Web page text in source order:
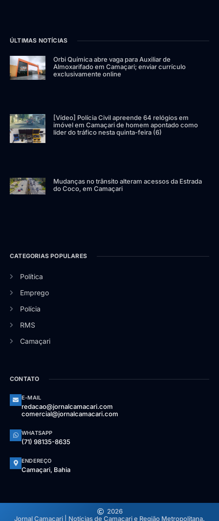
ÚLTIMAS NOTÍCIAS
Orbi Química abre vaga para Auxiliar de
Almoxarifado em Camaçari; enviar currículo
exclusivamente online
[Vídeo] Polícia Civil apreende 64 relógios em
imóvel em Camaçari de homem apontado como
líder do tráfico nesta quinta-feira (6)
Mudanças no trânsito alteram acessos da Estrada
do Coco, em Camaçari
CATEGORIAS POPULARES
Política
Emprego
Polícia
RMS
Camaçari
CONTATO
E-MAIL
redacao@jornalcamacari.com
comercial@jornalcamacari.com
WHATSAPP
(71) 98135-8635
ENDEREÇO
Camaçari, Bahia
2026
Jornal Camaçari | Notícias de Camaçari e Região Metropolitana.